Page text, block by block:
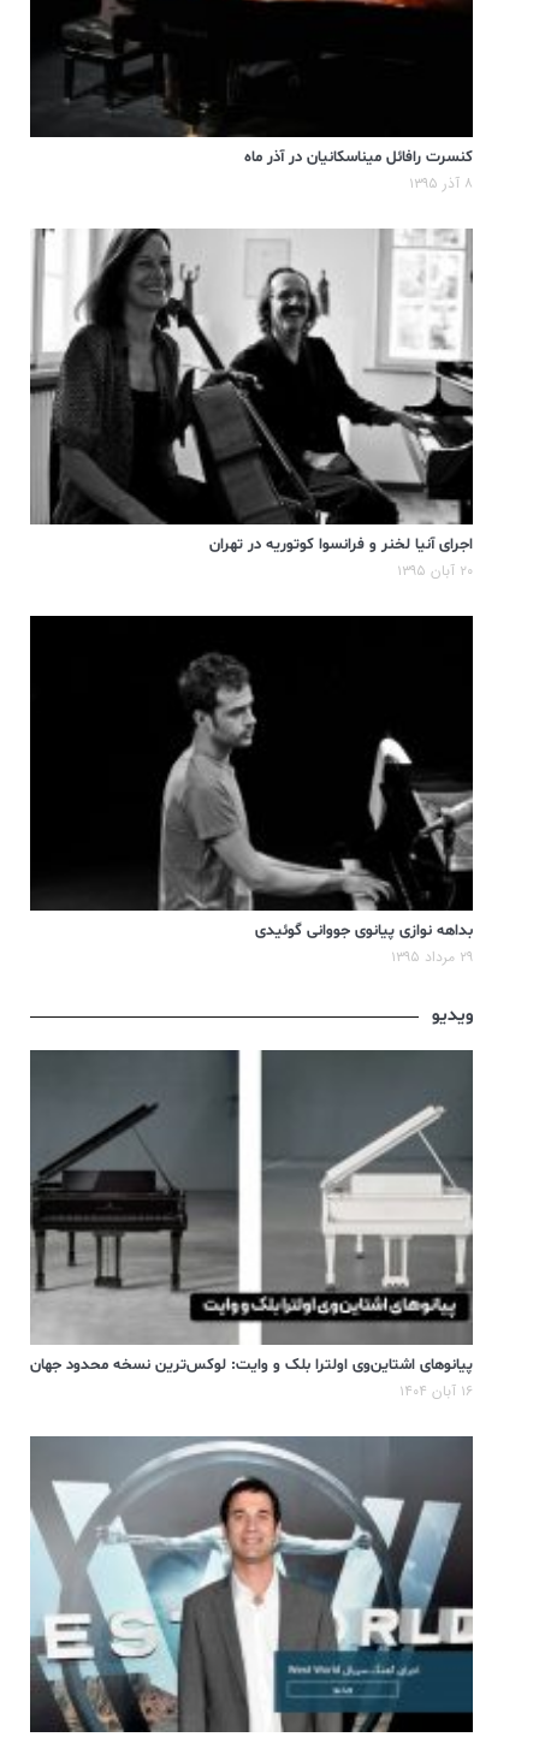
کنسرت رافائل میناسکانیان در آذر ماه
۸ آذر ۱۳۹۵
اجرای آنیا لخنر و فرانسوا کوتوریه در تهران
۲۰ آبان ۱۳۹۵
بداهه نوازی پیانوی جووانی گوئیدی
۲۹ مرداد ۱۳۹۵
ویدیو
پیانوهای اشتاین‌وی اولترا بلک و وایت: لوکس‌ترین نسخه محدود جهان
۱۶ آبان ۱۴۰۴